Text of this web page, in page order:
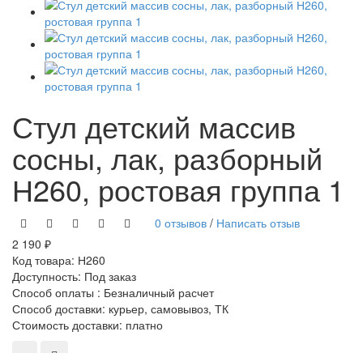
Стул детский массив
сосны, лак, разборный
Н260, ростовая группа 1
0 отзывов / Написать отзыв
2 190 ₽
Код товара: Н260
Доступность: Под заказ
Способ оплаты : Безналичный расчет
Способ доставки: курьер, самовывоз, ТК
Стоимость доставки: платно